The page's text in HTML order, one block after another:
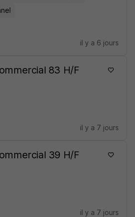
il y a 6 jours
83 H/F
il y a 7 jours
39 H/F
il y a 7 jours